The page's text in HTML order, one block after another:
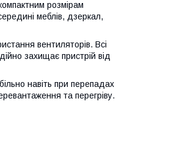
розмірам
меблів, дзеркал,
вентиляторів. Всі
захищає пристрій від
навіть при перепадах
та перегріву.